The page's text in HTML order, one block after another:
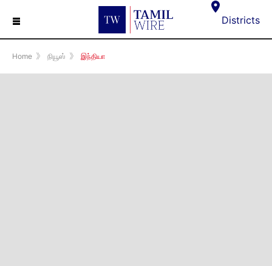
☰ Districts
Home 》 நியூஸ் 》 இந்தியா